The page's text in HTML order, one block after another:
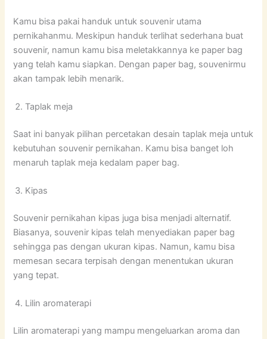
Kamu bisa pakai handuk untuk souvenir utama
pernikahanmu. Meskipun handuk terlihat sederhana buat
souvenir, namun kamu bisa meletakkannya ke paper bag
yang telah kamu siapkan. Dengan paper bag, souvenirmu
akan tampak lebih menarik.
Taplak meja
Saat ini banyak pilihan percetakan desain taplak meja untuk
kebutuhan souvenir pernikahan. Kamu bisa banget loh
menaruh taplak meja kedalam paper bag.
Kipas
Souvenir pernikahan kipas juga bisa menjadi alternatif.
Biasanya, souvenir kipas telah menyediakan paper bag
sehingga pas dengan ukuran kipas. Namun, kamu bisa
memesan secara terpisah dengan menentukan ukuran
yang tepat.
Lilin aromaterapi
Lilin aromaterapi yang mampu mengeluarkan aroma dan